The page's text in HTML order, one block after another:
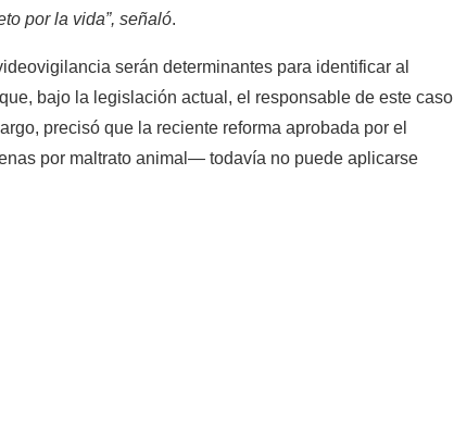
por la vida”, señaló.
serán determinantes para identificar al
bajo la legislación actual, el responsable de este caso
precisó que la reciente reforma aprobada por el
por maltrato animal— todavía no puede aplicarse